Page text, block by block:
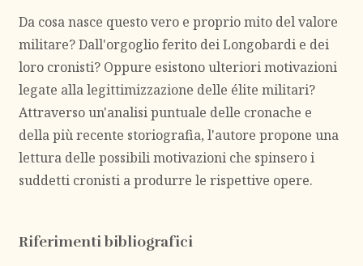
Da cosa nasce questo vero e proprio mito del valore
militare? Dall'orgoglio ferito dei Longobardi e dei
loro cronisti? Oppure esistono ulteriori motivazioni
legate alla legittimizzazione delle élite militari?
Attraverso un'analisi puntuale delle cronache e
della più recente storiografia, l'autore propone una
lettura delle possibili motivazioni che spinsero i
suddetti cronisti a produrre le rispettive opere.
Riferimenti bibliografici